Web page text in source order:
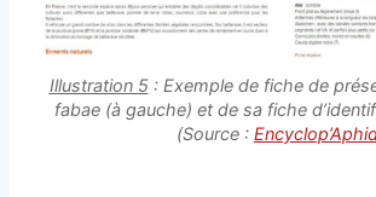
Illustration 5: Exemple de fiche de
fabae(à gauche) et de sa fiche
(Source :